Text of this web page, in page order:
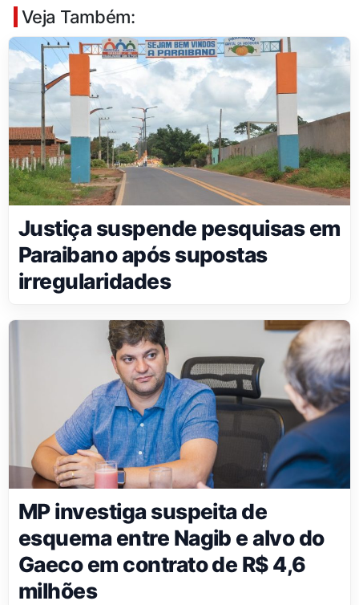
Veja Também:
Justiça suspende pesquisas em
Paraibano após supostas
irregularidades
MP investiga suspeita de
esquema entre Nagib e alvo do
Gaeco em contrato de R$ 4,6
milhões